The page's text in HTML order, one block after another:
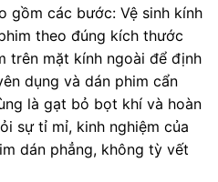
gồm các bước: Vệ sinh kính
theo đúng kích thước
trên mặt kính ngoài để định
dụng và dán phim cẩn
là gạt bỏ bọt khí và hoàn
sự tỉ mỉ, kinh nghiệm của
dán phẳng, không tỳ vết